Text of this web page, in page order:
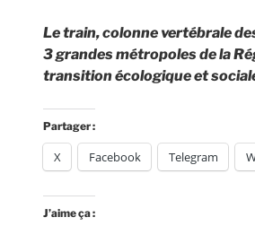
Le train, colonne vertébrale
3 grandes métropoles de la
transition écologique et
Partager :
X Facebook Telegram
J’aime ça :